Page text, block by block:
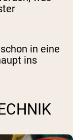
in eine
ins